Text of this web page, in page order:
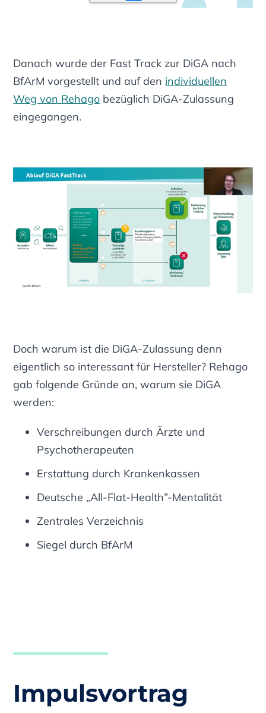
Danach wurde der Fast Track zur DiGA nach
BfArM vorgestellt und auf den individuellen
Weg von Rehago bezüglich DiGA-Zulassung
eingegangen.
Doch warum ist die DiGA-Zulassung denn
eigentlich so interessant für Hersteller? Rehago
gab folgende Gründe an, warum sie DiGA
werden:
Verschreibungen durch Ärzte und
Psychotherapeuten
Erstattung durch Krankenkassen
Deutsche „All-Flat-Health”-Mentalität
Zentrales Verzeichnis
Siegel durch BfArM
Impulsvortrag